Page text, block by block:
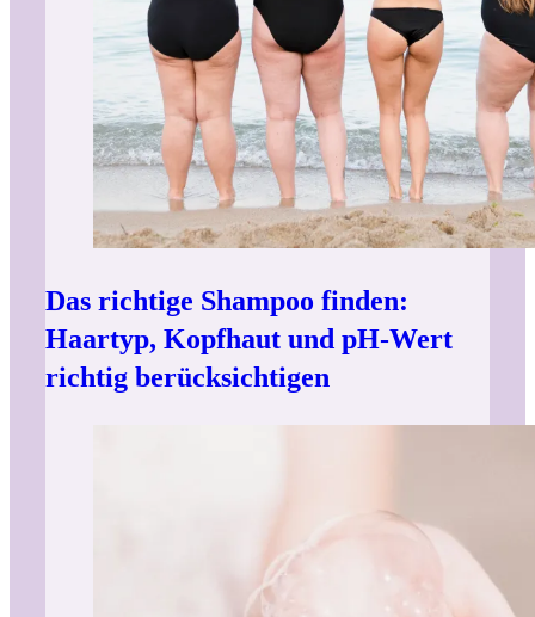
Das richtige Shampoo finden:
Haartyp, Kopfhaut und pH-Wert
richtig berücksichtigen